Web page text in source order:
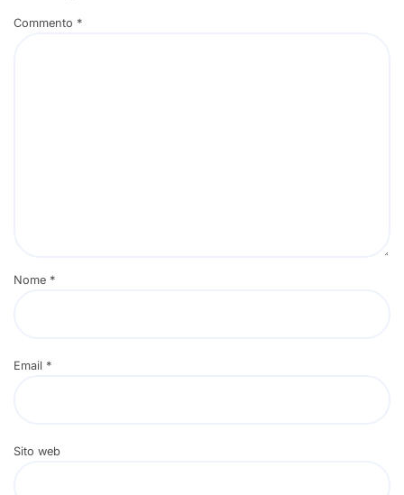
Commento *
Nome *
Email *
Sito web